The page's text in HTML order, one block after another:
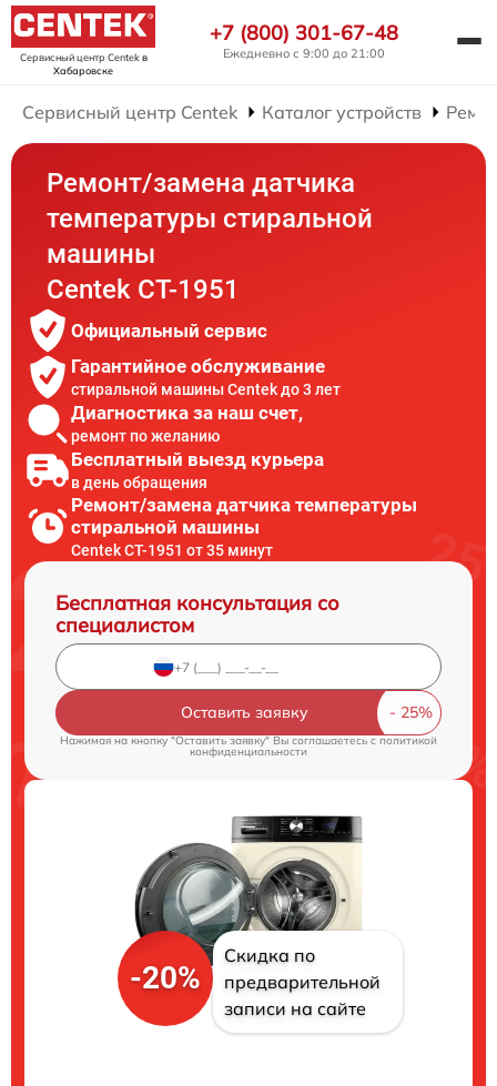
Сервисный центр Centekв
Хабаровске
+7 (800) 301-67-48
Ежедневно с 9:00 до 21:00
Сервисный центр Centek Каталог устройств
Ремонт/замена датчика
температуры стиральной
машины
Centek CT-1951
Официальный сервис
Гарантийное обслуживание
стиральной машины Centek до 3 лет
Диагностика за наш счет,
ремонт по желанию
Бесплатный выезд курьера
в день обращения
Ремонт/замена датчика температуры
стиральной машины
Centek CT-1951 от 35 минут
Бесплатная консультация со
специалистом
Оставить заявку
Нажимая на кнопку "Оставить заявку" Вы соглашаетесь c политикой
конфиденциальности
-20%
Скидка по
предварительной
записи на сайте